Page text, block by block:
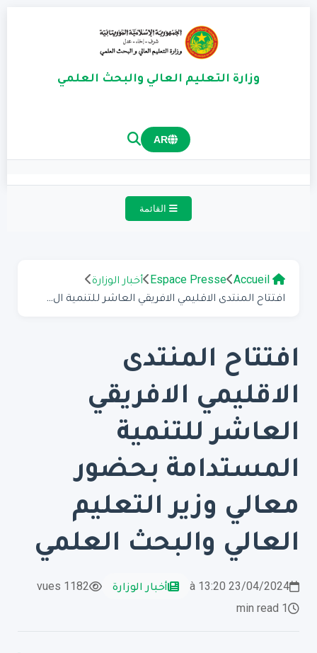
وزارة التعليم العالي والبحث العلمي
AR
القائمة
Accueil
Espace Presse أخبار الوزارة
افتتاح المنتدى الاقليمي الافريقي العاشر للتنمية ال...
افتتاح المنتدى
الاقليمي الافريقي
العاشر للتنمية
المستدامة بحضور
معالي وزير التعليم
العالي والبحث العلمي
23/04/2024 à 13:20 أخبار الوزارة
1182 vues
1 min read